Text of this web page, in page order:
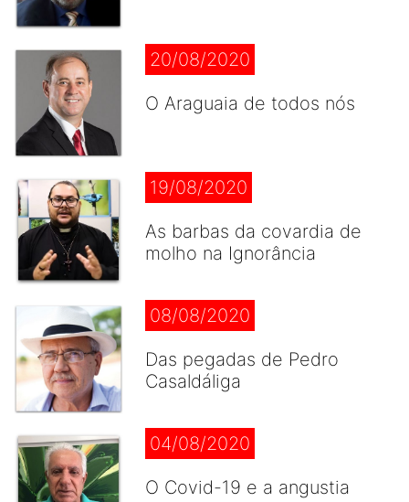
20/08/2020
O Araguaia de todos nós
19/08/2020
As barbas da covardia de
molho na Ignorância
08/08/2020
Das pegadas de Pedro
Casaldáliga
04/08/2020
O Covid-19 e a angustia